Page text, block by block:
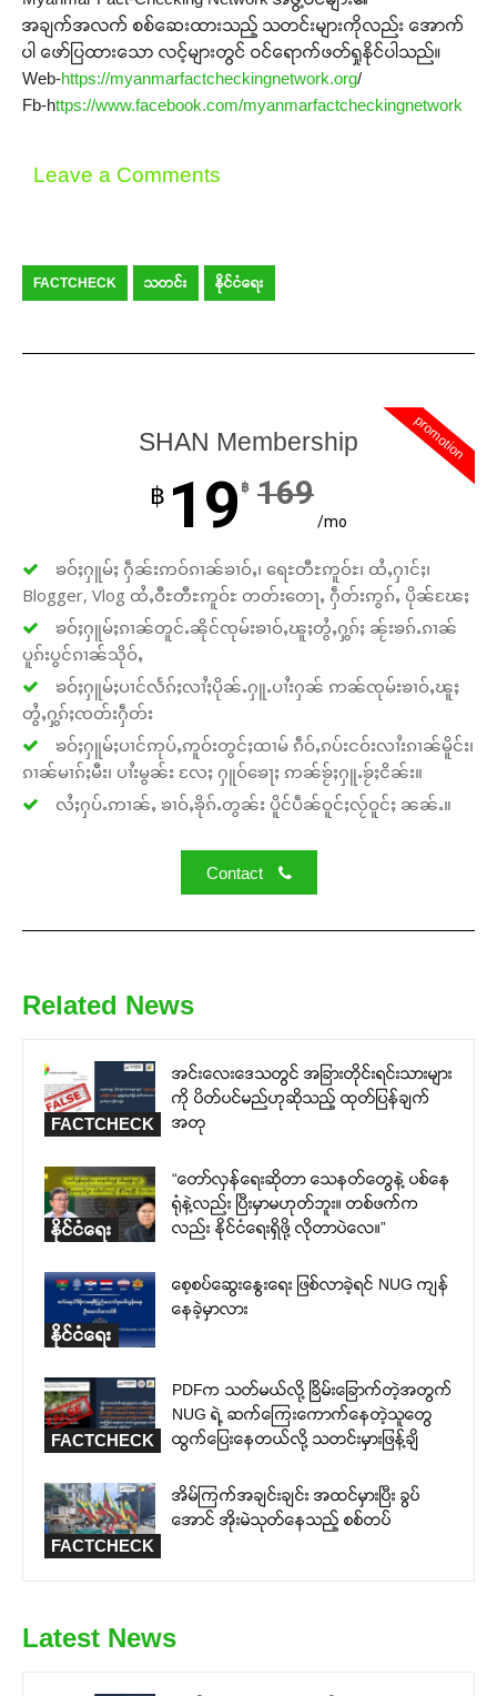
အချက်အလက် စစ်ဆေးထားသည့် သတင်းများကိုလည်း အောက်
ပါ ဖော်ပြထားသော လင့်များတွင် ဝင်ရောက်ဖတ်ရှုနိုင်ပါသည်။
Web-https://myanmarfactcheckingnetwork.org/
Fb-https://www.facebook.com/myanmarfactcheckingnetwork
Leave a Comments
FACTCHECK သတင်း နိုင်ငံရေး
promotion
SHAN Membership
฿ 19 ฿ 169
/mo
ၶဝ်ႈႁူမ်ႈ ႁဵၼ်းဢဝ်ၵၢၼ်ၶၢဝ်ႇ၊ ရေႊတီႊဢူဝ်ႊ၊ ထႆႇႁၢင်ႈ၊
Blogger, Vlog ထႆႇဝီႊတီႊဢူဝ်ႊ တတ်းတေႃႇ ႁဵတ်းဢွၵ်ႇ ပိုၼ်ၽႄႈ
ၶဝ်ႈႁူမ်ႈၵၢၼ်တူင်ႉၼိုင်ၸုမ်းၶၢဝ်ႇၽူႈတွႆႇႁွၵ်ႈ ၼႂ်းၶၵ်ႉၵၢၼ်
ပူၵ်းပွင်ၵၢၼ်သိုဝ်ႇ
ၶဝ်ႈႁူမ်ႈပၢင်လႅၵ်ႈလၢႆႈပိုၼ်ႉႁူႉပၢႆးႁၼ် ဢၼ်ၸုမ်းၶၢဝ်ႇၽူႈ
တွႆႇႁွၵ်ႈၸတ်းႁဵတ်း
ၶဝ်ႈႁူမ်ႈပၢင်ဢုပ်ႇဢူဝ်းတွင်ႈထၢမ် ၵဵဝ်ႇၵပ်းငဝ်းလၢႆးၵၢၼ်မိူင်း၊
ၵၢၼ်မၢၵ်ႈမီး၊ ပၢႆးမွၼ်း လႄႈ ႁူဝ်ၶေႃႈ ဢၼ်ၶႂ်ႈႁူႉၶႂ်ႈငိၼ်း။
လႆႈႁပ်ႉဢၢၼ်ႇ ၶၢဝ်ႇၶိုၵ်ႉတွၼ်း ပိူင်ပဵၼ်ဝူင်ႈလႂ်ဝူင်ႈ ၼၼ်ႉ။
Contact
Related News
FACTCHECK
အင်းလေးဒေသတွင် အခြားတိုင်းရင်းသားများ
ကို ပိတ်ပင်မည်ဟုဆိုသည့် ထုတ်ပြန်ချက်
အတု
နိုင်ငံရေး
“တော်လှန်ရေးဆိုတာ သေနတ်တွေနဲ့ ပစ်နေ
ရုံနဲ့လည်း ပြီးမှာမဟုတ်ဘူး။ တစ်ဖက်က
လည်း နိုင်ငံရေးရှိဖို့ လိုတာပဲလေ။”
နိုင်ငံရေး
စေ့စပ်ဆွေးနွေးရေး ဖြစ်လာခဲ့ရင် NUG ကျန်
နေခဲ့မှာလား
FACTCHECK
PDFက သတ်မယ်လို့ ခြိမ်းခြောက်တဲ့အတွက်
NUG ရဲ့ ဆက်ကြေးကောက်နေတဲ့သူတွေ
ထွက်ပြေးနေတယ်လို့ သတင်းမှားဖြန့်ချိ
FACTCHECK
အိမ်ကြက်အချင်းချင်း အထင်မှားပြီး ခွပ်
အောင် အိုးမဲသုတ်နေသည့် စစ်တပ်
Latest News